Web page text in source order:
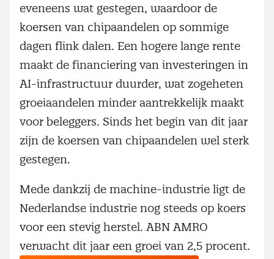
eveneens wat gestegen, waardoor de
koersen van chipaandelen op sommige
dagen flink dalen. Een hogere lange rente
maakt de financiering van investeringen in
AI-infrastructuur duurder, wat zogeheten
groeiaandelen minder aantrekkelijk maakt
voor beleggers. Sinds het begin van dit jaar
zijn de koersen van chipaandelen wel sterk
gestegen.
Mede dankzij de machine-industrie ligt de
Nederlandse industrie nog steeds op koers
voor een stevig herstel. ABN AMRO
verwacht dit jaar een groei van 2,5 procent.